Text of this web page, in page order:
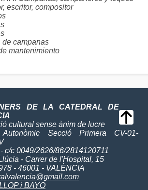
escritor, compositor
de campanas
mantenimiento
DE LA CATEDRAL DE
cultural sense ànim de lucre
Autonòmic Secció Primera CV-01-
c/c 0049/2626/86/2814120711
- Carrer de l'Hospital, 15
- 46001 - VALÈNCIA
i BAYO